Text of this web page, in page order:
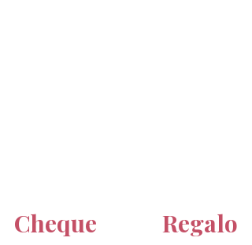
Cheque Regalo